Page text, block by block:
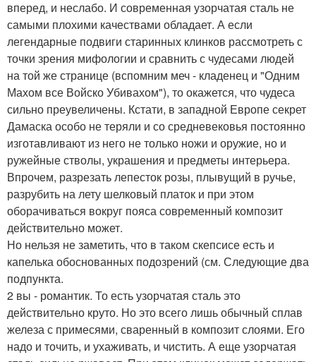
вперед, и неслабо. И современная узорчатая сталь не
самыми плохими качествами обладает. А если
легендарные подвиги старинных клинков рассмотреть с
точки зрения мифологии и сравнить с чудесами людей
на той же странице (вспомним меч - кладенец и "Одним
Махом все Войско Убивахом"), то окажется, что чудеса
сильно преувеличены. Кстати, в западной Европе секрет
Дамаска особо не теряли и со средневековья постоянно
изготавливают из него не только ножи и оружие, но и
ружейные стволы, украшения и предметы интерьера.
Впрочем, разрезать лепесток розы, плывущий в ручье,
разрубить на лету шелковый платок и при этом
оборачиваться вокруг пояса современный композит
действительно может.
Но нельзя не заметить, что в таком скепсисе есть и
капелька обоснованных подозрений (см. Следующие два
подпункта.
2 вы - романтик. То есть узорчатая сталь это
действительно круто. Но это всего лишь обычный сплав
железа с примесями, сваренный в композит слоями. Его
надо и точить, и ухаживать, и чистить. А еще узорчатая